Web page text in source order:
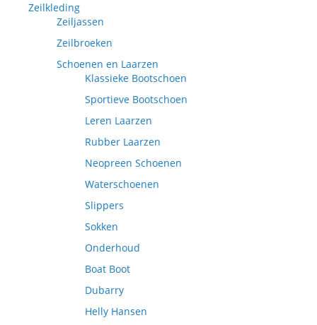
Zeilkleding
Zeiljassen
Zeilbroeken
Schoenen en Laarzen
Klassieke Bootschoen
Sportieve Bootschoen
Leren Laarzen
Rubber Laarzen
Neopreen Schoenen
Waterschoenen
Slippers
Sokken
Onderhoud
Boat Boot
Dubarry
Helly Hansen